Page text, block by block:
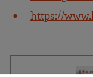
https://